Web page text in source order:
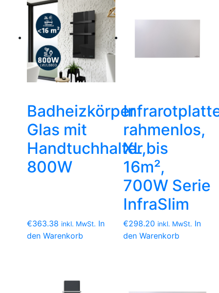
Badheizkörper
Glas mit
Handtuchhalter,
800W
€363.38 inkl. MwSt. In
den Warenkorb
rahmenlos,
XL bis
16m²,
700W Serie
InfraSlim
€298.20 inkl. MwSt. In
den Warenkorb